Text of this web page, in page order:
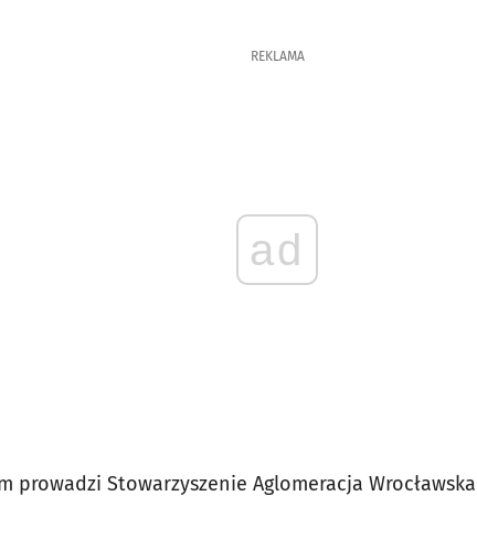
REKLAMA
ad
prowadzi Stowarzyszenie Aglomeracja